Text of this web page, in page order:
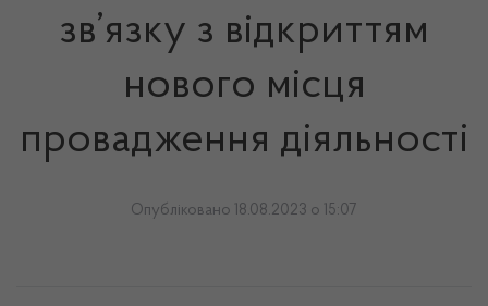
зв’язку з відкриттям
нового місця
провадження діяльності
Опубліковано 18.08.2023 о 15:07